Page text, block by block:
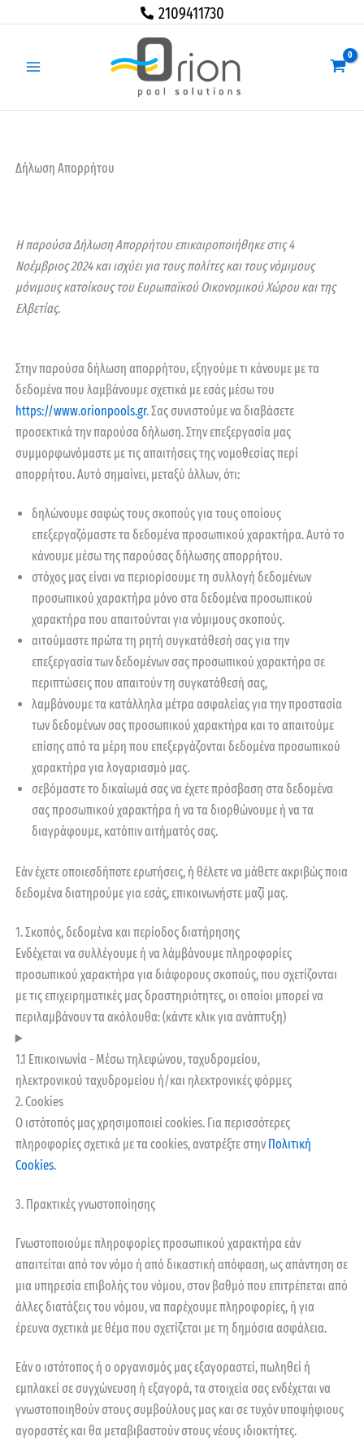
2109411730
Δήλωση Απορρήτου
Η παρούσα Δήλωση Απορρήτου επικαιροποιήθηκε στις 4
Νοέμβριος 2024 και ισχύει για τους πολίτες και τους νόμιμους
μόνιμους κατοίκους του Ευρωπαϊκού Οικονομικού Χώρου και της
Ελβετίας.
Στην παρούσα δήλωση απορρήτου, εξηγούμε τι κάνουμε με τα
δεδομένα που λαμβάνουμε σχετικά με εσάς μέσω του
https://www.orionpools.gr. Σας συνιστούμε να διαβάσετε
προσεκτικά την παρούσα δήλωση. Στην επεξεργασία μας
συμμορφωνόμαστε με τις απαιτήσεις της νομοθεσίας περί
απορρήτου. Αυτό σημαίνει, μεταξύ άλλων, ότι:
δηλώνουμε σαφώς τους σκοπούς για τους οποίους
επεξεργαζόμαστε τα δεδομένα προσωπικού χαρακτήρα. Αυτό το
κάνουμε μέσω της παρούσας δήλωσης απορρήτου.
στόχος μας είναι να περιορίσουμε τη συλλογή δεδομένων
προσωπικού χαρακτήρα μόνο στα δεδομένα προσωπικού
χαρακτήρα που απαιτούνται για νόμιμους σκοπούς.
αιτούμαστε πρώτα τη ρητή συγκατάθεσή σας για την
επεξεργασία των δεδομένων σας προσωπικού χαρακτήρα σε
περιπτώσεις που απαιτούν τη συγκατάθεσή σας,
λαμβάνουμε τα κατάλληλα μέτρα ασφαλείας για την προστασία
των δεδομένων σας προσωπικού χαρακτήρα και το απαιτούμε
επίσης από τα μέρη που επεξεργάζονται δεδομένα προσωπικού
χαρακτήρα για λογαριασμό μας.
σεβόμαστε το δικαίωμά σας να έχετε πρόσβαση στα δεδομένα
σας προσωπικού χαρακτήρα ή να τα διορθώνουμε ή να τα
διαγράφουμε, κατόπιν αιτήματός σας.
Εάν έχετε οποιεσδήποτε ερωτήσεις, ή θέλετε να μάθετε ακριβώς ποια
δεδομένα διατηρούμε για εσάς, επικοινωνήστε μαζί μας.
1. Σκοπός, δεδομένα και περίοδος διατήρησης
Ενδέχεται να συλλέγουμε ή να λάμβάνουμε πληροφορίες
προσωπικού χαρακτήρα για διάφορους σκοπούς, που σχετίζονται
με τις επιχειρηματικές μας δραστηριότητες, οι οποίοι μπορεί να
περιλαμβάνουν τα ακόλουθα: (κάντε κλικ για ανάπτυξη)
1.1 Επικοινωνία - Μέσω τηλεφώνου, ταχυδρομείου,
ηλεκτρονικού ταχυδρομείου ή/και ηλεκτρονικές φόρμες
2. Cookies
Ο ιστότοπός μας χρησιμοποιεί cookies. Για περισσότερες
πληροφορίες σχετικά με τα cookies, ανατρέξτε στην Πολιτική
Cookies.
3. Πρακτικές γνωστοποίησης
Γνωστοποιούμε πληροφορίες προσωπικού χαρακτήρα εάν
απαιτείται από τον νόμο ή από δικαστική απόφαση, ως απάντηση σε
μια υπηρεσία επιβολής του νόμου, στον βαθμό που επιτρέπεται από
άλλες διατάξεις του νόμου, να παρέχουμε πληροφορίες, ή για
έρευνα σχετικά με θέμα που σχετίζεται με τη δημόσια ασφάλεια.
Εάν ο ιστότοπος ή ο οργανισμός μας εξαγοραστεί, πωληθεί ή
εμπλακεί σε συγχώνευση ή εξαγορά, τα στοιχεία σας ενδέχεται να
γνωστοποιηθούν στους συμβούλους μας και σε τυχόν υποψήφιους
αγοραστές και θα μεταβιβαστούν στους νέους ιδιοκτήτες.